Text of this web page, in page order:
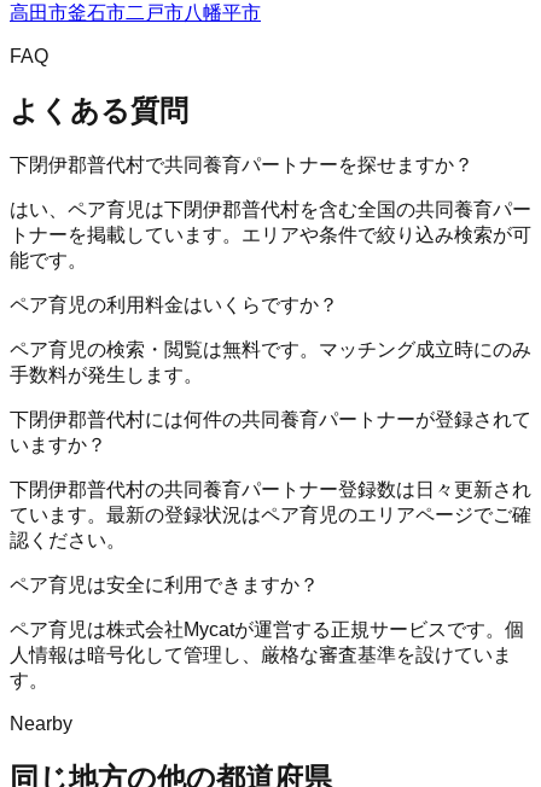
高田市釜石市二戸市八幡平市
FAQ
よくある質問
下閉伊郡普代村で共同養育パートナーを探せますか？
はい、ペア育児は下閉伊郡普代村を含む全国の共同養育パー
トナーを掲載しています。エリアや条件で絞り込み検索が可
能です。
ペア育児の利用料金はいくらですか？
ペア育児の検索・閲覧は無料です。マッチング成立時にのみ
手数料が発生します。
下閉伊郡普代村には何件の共同養育パートナーが登録されて
いますか？
下閉伊郡普代村の共同養育パートナー登録数は日々更新され
ています。最新の登録状況はペア育児のエリアページでご確
認ください。
ペア育児は安全に利用できますか？
ペア育児は株式会社Mycatが運営する正規サービスです。個
人情報は暗号化して管理し、厳格な審査基準を設けていま
す。
Nearby
同じ地方の他の都道府県